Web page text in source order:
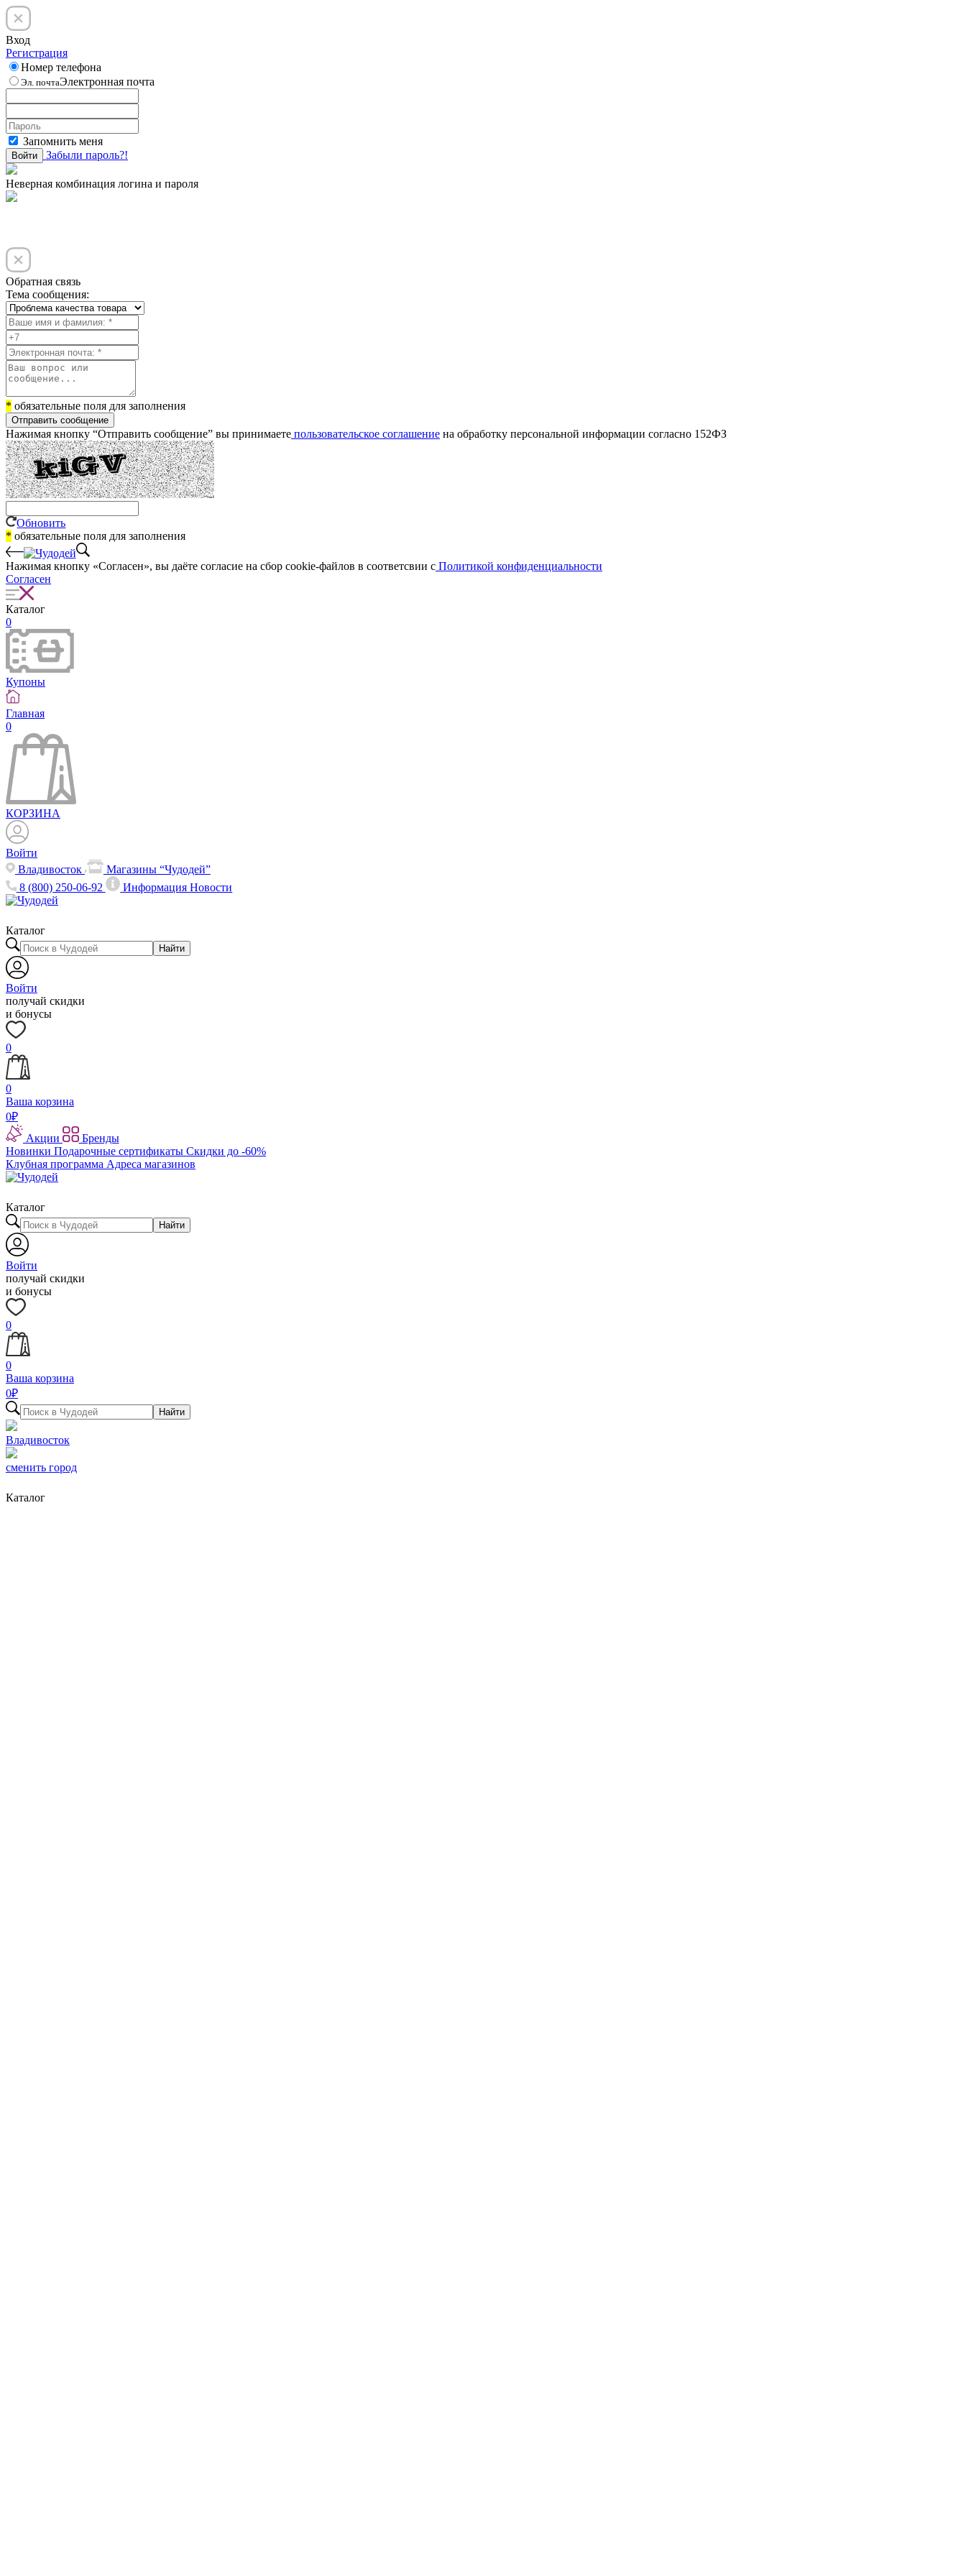
Вход
Регистрация
Номер телефона
Эл. почтаЭлектронная почта
Запомнить меня
Войти Забыли пароль?!
Неверная комбинация логина и пароля
Обратная связь
Тема сообщения:
* обязательные поля для заполнения
Отправить сообщение
Нажимая кнопку “Отправить сообщение” вы принимаете пользовательское соглашение на обработку персональной информации согласно 152ФЗ
Обновить
* обязательные поля для заполнения
Нажимая кнопку «Согласен», вы даёте cогласие на сбор cookie-файлов в соответсвии с Политикой конфиденциальности
Согласен
Каталог
0
Купоны
Главная
0
КОРЗИНА
Войти
Владивосток
Магазины “Чудодей”
8 (800) 250-06-92
ИнформацияНовости
Каталог
Найти
Войти
получай скидки
и бонусы
0
0
Ваша корзина
0₽
Акции
Бренды
Новинки Подарочные сертификаты Скидки до -60%
Клубная программа Адреса магазинов
Каталог
Найти
Войти
получай скидки
и бонусы
0
0
Ваша корзина
0₽
Найти
Владивосток
сменить город
Каталог